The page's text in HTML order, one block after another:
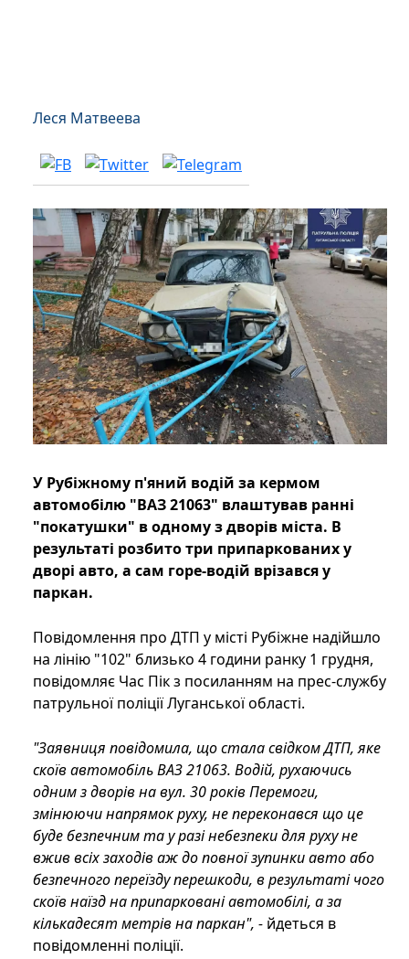
Леся Матвеева
У Рубіжному п'яний водій за кермом
автомобілю "ВАЗ 21063" влаштував ранні
"покатушки" в одному з дворів міста. В
результаті розбито три припаркованих у
дворі авто, а сам горе-водій врізався у
паркан.
Повідомлення про ДТП у місті Рубіжне надійшло
на лінію "102" близько 4 години ранку 1 грудня,
повідомляє Час Пік з посиланням на прес-службу
патрульної поліції Луганської області.
"Заявниця повідомила, що стала свідком ДТП, яке
скоїв автомобіль ВАЗ 21063. Водій, рухаючись
одним з дворів на вул. 30 років Перемоги,
змінюючи напрямок руху, не переконався що це
буде безпечним та у разі небезпеки для руху не
вжив всіх заходів аж до повної зупинки авто або
безпечного переїзду перешкоди, в результаті чого
скоїв наїзд на припарковані автомобілі, а за
кількадесят метрів на паркан", - йдеться в
повідомленні поліції.